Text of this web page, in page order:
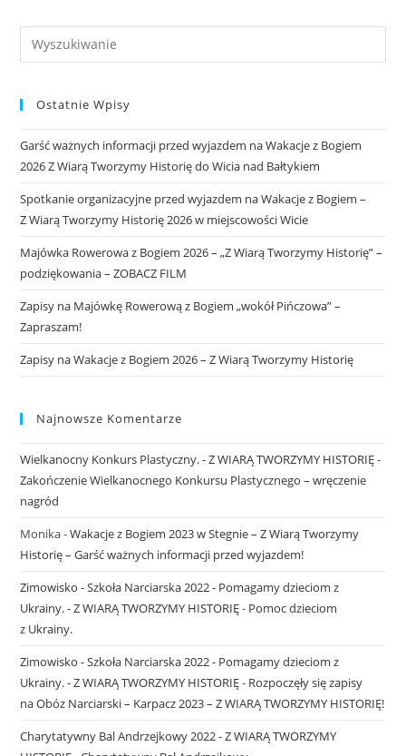
Ostatnie Wpisy
Garść ważnych informacji przed wyjazdem na Wakacje z Bogiem
2026 Z Wiarą Tworzymy Historię do Wicia nad Bałtykiem
Spotkanie organizacyjne przed wyjazdem na Wakacje z Bogiem –
Z Wiarą Tworzymy Historię 2026 w miejscowości Wicie
Majówka Rowerowa z Bogiem 2026 – „Z Wiarą Tworzymy Historię” –
podziękowania – ZOBACZ FILM
Zapisy na Majówkę Rowerową z Bogiem „wokół Pińczowa” –
Zapraszam!
Zapisy na Wakacje z Bogiem 2026 – Z Wiarą Tworzymy Historię
Najnowsze Komentarze
Wielkanocny Konkurs Plastyczny. - Z WIARĄ TWORZYMY HISTORIĘ-
Zakończenie Wielkanocnego Konkursu Plastycznego – wręczenie
nagród
Monika-Wakacje z Bogiem 2023 w Stegnie – Z Wiarą Tworzymy
Historię – Garść ważnych informacji przed wyjazdem!
Zimowisko - Szkoła Narciarska 2022 - Pomagamy dzieciom z
Ukrainy. - Z WIARĄ TWORZYMY HISTORIĘ- Pomoc dzieciom
z Ukrainy.
Zimowisko - Szkoła Narciarska 2022 - Pomagamy dzieciom z
Ukrainy. - Z WIARĄ TWORZYMY HISTORIĘ- Rozpoczęły się zapisy
na Obóz Narciarski – Karpacz 2023 – Z WIARĄ TWORZYMY HISTORIĘ!
Charytatywny Bal Andrzejkowy 2022 - Z WIARĄ TWORZYMY